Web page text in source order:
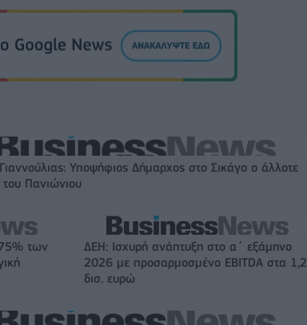
Υποψήφιος Δήμαρχος στο Σικάγο ο άλλοτε
του Πανιώνιου
των
ΔΕΗ: Ισχυρή ανάπτυξη στο α΄ εξάμηνο
2026 με προσαρμοσμένο EBITDA στα 1,2
δισ. ευρώ